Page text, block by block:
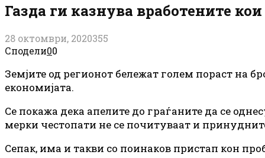
Газда ги казнува вработените
28 октомври, 2020355
Сподели00
Земјите од регионот бележат голем пораст на
економијата.
Се покажа дека апелите до граѓаните да се
мерки честопати не се почитуваат и
Сепак, има и такви со поинаков пристап кон